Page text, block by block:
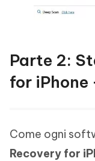
Parte 2:
for iPhone
Come ogni
Recovery for